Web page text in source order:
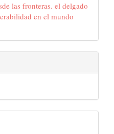
las fronteras. el delgado
en el mundo